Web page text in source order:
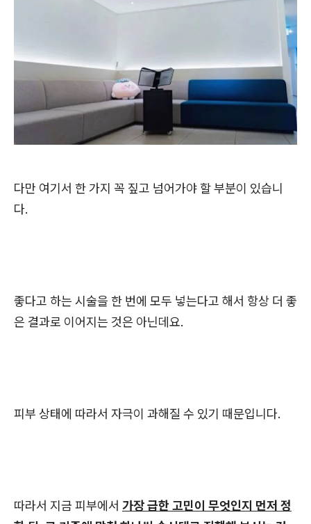
다만 여기서 한 가지 꼭 짚고 넘어가야 할 부분이 있습니
다.
좋다고 하는 시술을 한 번에 모두 넣는다고 해서 항상 더 좋
은 결과로 이어지는 것은 아닌데요.
피부 상태에 따라서 자극이 과해질 수 있기 때문입니다.
따라서 지금 피부에서 가장 급한 고민이 무엇인지 먼저 정